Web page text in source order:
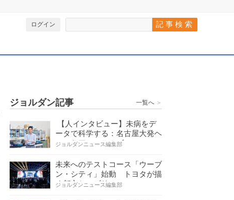
ログイン
ジョルダン記事 一覧へ ＞
【人インタビュー】未病をデ
ータで科学する：名古屋大発ヘ
ルスケアシステムズの…
ジョルダンニュース編集部
未来へのテストコース「ウーブ
ン・シティ」始動 トヨタが描
く都市とモビリティの…
ジョルダンニュース編集部